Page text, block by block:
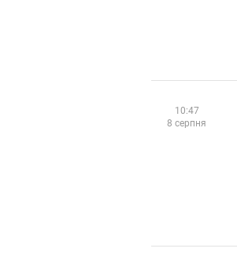
10:47
8 серпня